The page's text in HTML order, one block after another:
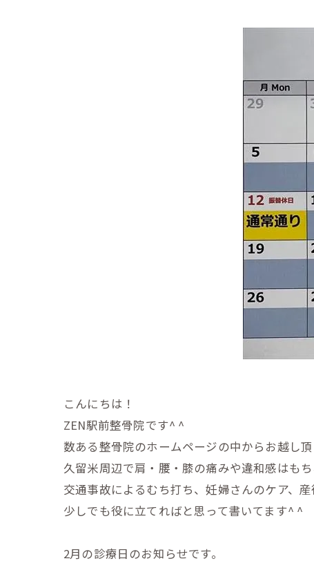
こんにちは！
ZEN駅前整骨院です^ ^
数ある整骨院のホームページの中からお越し
久留米周辺で肩・腰・膝の痛みや違和感はも
交通事故によるむち打ち、妊婦さんのケア、
少しでも役に立てればと思って書いてます^ ^
2月の診療日のお知らせです。